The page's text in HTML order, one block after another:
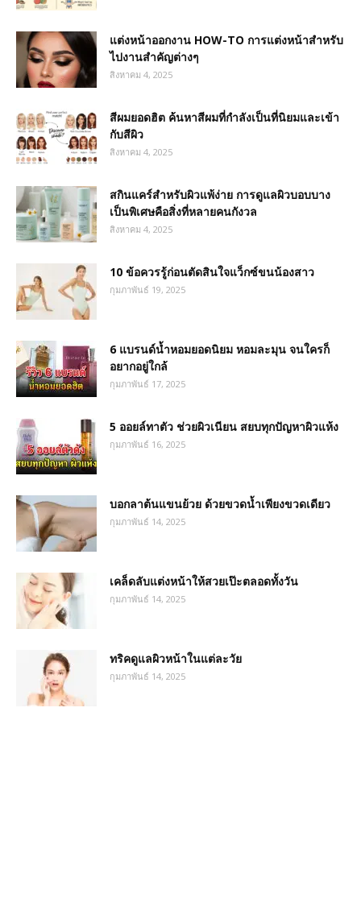
แต่งหน้าออกงาน HOW-TO การแต่งหน้าสำหรับ
ไปงานสำคัญต่างๆ
สิงหาคม 4, 2025
สีผมยอดฮิต ค้นหาสีผมที่กำลังเป็นที่นิยมและเข้า
กับสีผิว
สิงหาคม 4, 2025
สกินแคร์สำหรับผิวแพ้ง่าย การดูแลผิวบอบบาง
เป็นพิเศษคือสิ่งที่หลายคนกังวล
สิงหาคม 4, 2025
10 ข้อควรรู้ก่อนตัดสินใจแว็กซ์ขนน้องสาว
กุมภาพันธ์ 19, 2025
6 แบรนด์น้ำหอมยอดนิยม หอมละมุน จนใครก็
อยากอยู่ใกล้
กุมภาพันธ์ 17, 2025
5 ออยล์ทาตัว ช่วยผิวเนียน สยบทุกปัญหาผิวแห้ง
กุมภาพันธ์ 16, 2025
บอกลาต้นแขนย้วย ด้วยขวดน้ำเพียงขวดเดียว
กุมภาพันธ์ 14, 2025
เคล็ดลับแต่งหน้าให้สวยเป๊ะตลอดทั้งวัน
กุมภาพันธ์ 14, 2025
ทริคดูแลผิวหน้าในแต่ละวัย
กุมภาพันธ์ 14, 2025